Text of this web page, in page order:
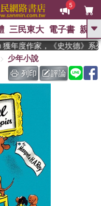
5
GO
東野圭吾 、
、 如果歷史是一群喵 、 暑期
國際布克獎 臺灣漫遊錄 、 方
台灣的李登輝時代
猜想 、
三民東大 電子書 親子
度作家，《史坎德》系列
少年小說
列印
評論